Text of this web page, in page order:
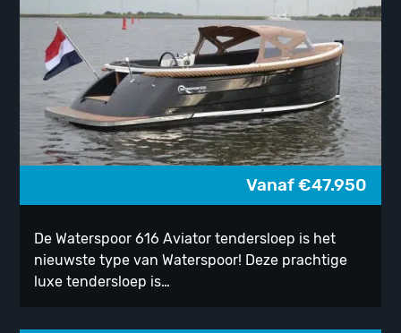
Vanaf€47.950
De Waterspoor 616 Aviator tendersloep is het
nieuwste type van Waterspoor! Deze prachtige
luxe tendersloep is…